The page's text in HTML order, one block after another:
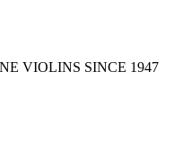
VIOLINS SINCE 1947